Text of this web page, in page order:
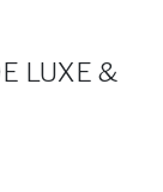
LUXE &